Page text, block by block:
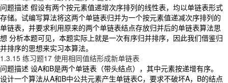
问题描述 假设有两个按元素值递增次序排列的线性表，均以单链表形式
存储。试编写算法将这两个单链表归并为一个按元素值递减次序排列的
单链表，并要求利用原来的两个单链表结点存放归并后的单链表算法思
想 分析本题可见，本题实际上就是一次有序归并排序，因此我们借鉴归
并排序的思想来实习本算法。
1.3.15 练习题17 使用相同值结形成新单链表
问题描述 设A和B是两个单链表（带头结点），其中元素按递增有序。
设计一个算法从A和B中公共元素产生单链表C，要求不破坏A，B的结点